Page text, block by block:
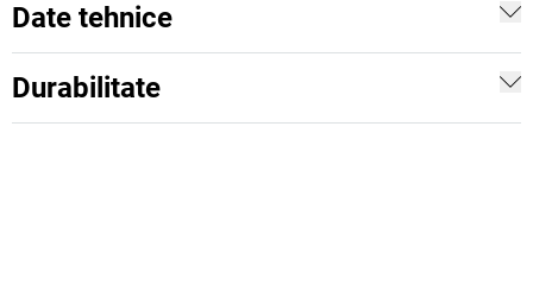
Date tehnice
Durabilitate